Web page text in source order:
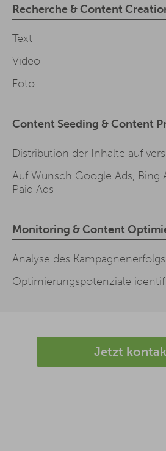
Recherche & Content
Text
Video
Foto
Content Seeding & Content
Distribution der Inhalte auf
Auf Wunsch Google Ads, Bing
Paid Ads
Monitoring & Content
Analyse des Kampagnenerfolgs
Optimierungspotenziale
Jetzt